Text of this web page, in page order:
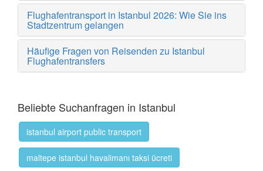
Flughafentransport in Istanbul 2026: Wie Sie ins
Stadtzentrum gelangen
Häufige Fragen von Reisenden zu Istanbul
Flughafentransfers
Beliebte Suchanfragen in Istanbul
istanbul airport public transport
maltepe istanbul havalimanı taksi ücreti